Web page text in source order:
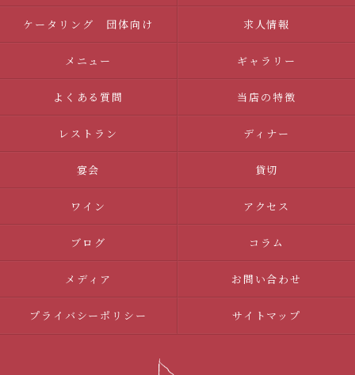
ケータリング 団体向け 求人情報
メニュー ギャラリー
よくある質問 当店の特徴
レストラン ディナー
宴会 貸切
ワイン アクセス
ブログ コラム
メディア お問い合わせ
プライバシーポリシー サイトマップ